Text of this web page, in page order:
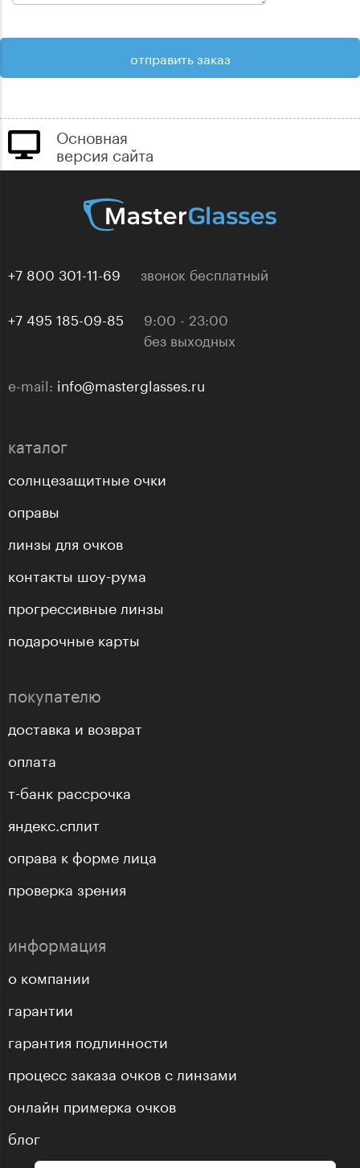
Основная
версия сайта
+7 800 301-11-69 звонок бесплатный
+7 495 185-09-85
9:00 - 23:00
без выходных
e-mail: info@masterglasses.ru
каталог
солнцезащитные очки
оправы
линзы для очков
контакты шоу-рума
прогрессивные линзы
подарочные карты
покупателю
доставка и возврат
оплата
т-банк рассрочка
яндекс.сплит
оправа к форме лица
проверка зрения
информация
о компании
гарантии
гарантия подлинности
процесс заказа очков с линзами
онлайн примерка очков
блог